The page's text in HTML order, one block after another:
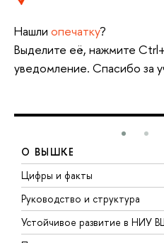
Нашли опечатку?
Выделите её, нажмите
уведомление. Спасибо за
О ВЫШКЕ
Цифры и факты
Руководство и структура
Устойчивое развитие в НИУ